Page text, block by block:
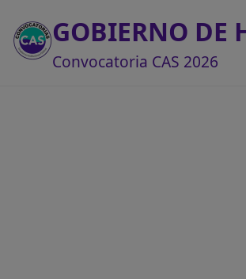
GOBIERNO DE
Convocatoria CAS 2026